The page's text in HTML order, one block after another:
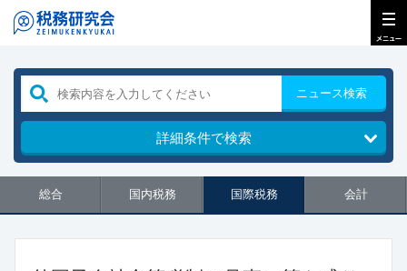
ニュース検索
詳細条件で検索
総合 国内税務 国際税務 会計